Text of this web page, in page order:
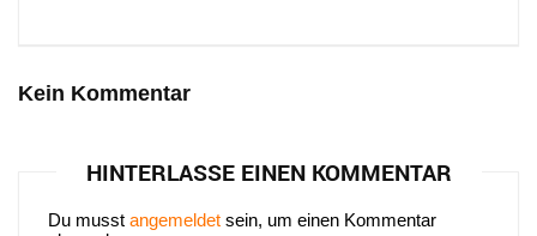
Kein Kommentar
HINTERLASSE EINEN KOMMENTAR
Du musst angemeldet sein, um einen Kommentar